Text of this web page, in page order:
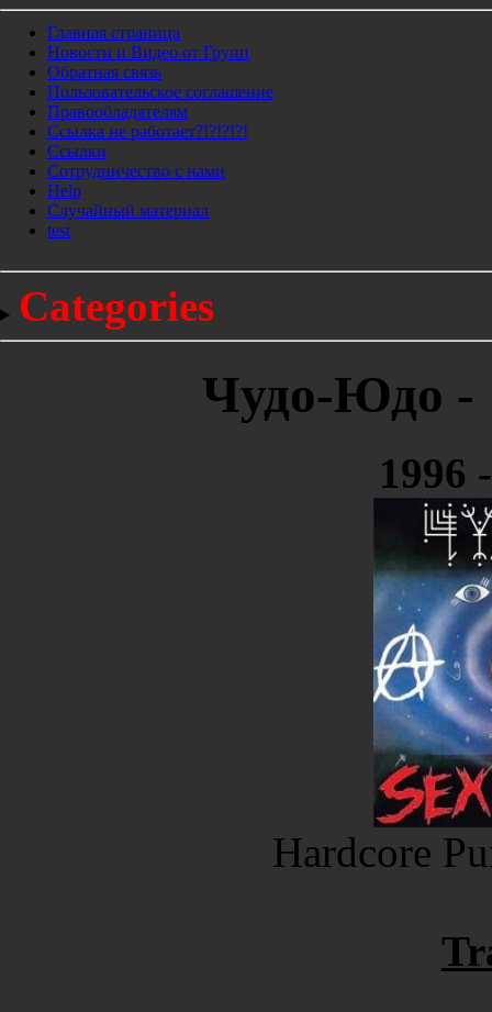
Главная страница
Новости и Видео от Групп
Обратная связь
Пользовательское соглашение
Правообладателям
Ссылка не работает?!?!?!?!
Ссылки
Сотрудничество с нами
Help
Cлучайный материал
test
Categories
Чудо-Юдо -
1996
Hardcore